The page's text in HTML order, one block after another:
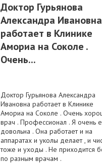
Доктор Гурьянова
Александра Ивановна
работает в Клинике
Амориа на Соколе .
Очень...
Доктор Гурьянова Александра
Ивановна работает в Клинике
Амориа на Соколе . Очень
врач . Профессионал . Я очень
довольна . Она работает и на
аппаратах и уколы делает , и
тоже и уходы . Не приходится
по разным врачам .